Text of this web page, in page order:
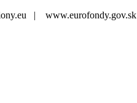
| www.eurofondy.gov.sk